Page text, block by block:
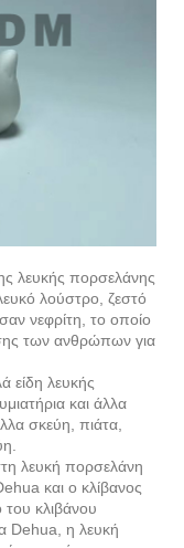
λευκής πορσελάνης
λούστρο, ζεστό
νεφρίτη, το οποίο
των ανθρώπων για
είδη λευκής
και άλλα
σκεύη, πιάτα,
λευκή πορσελάνη
και ο κλίβανος
κλιβάνου
Dehua, η λευκή